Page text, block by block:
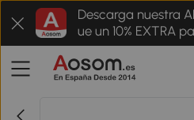
Descarga nuestra
ue un 10% EXTRA
r pedido